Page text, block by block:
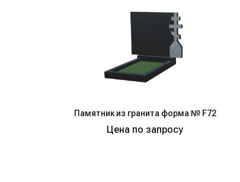
Памятник из гранита форма № F72
Цена по запросу